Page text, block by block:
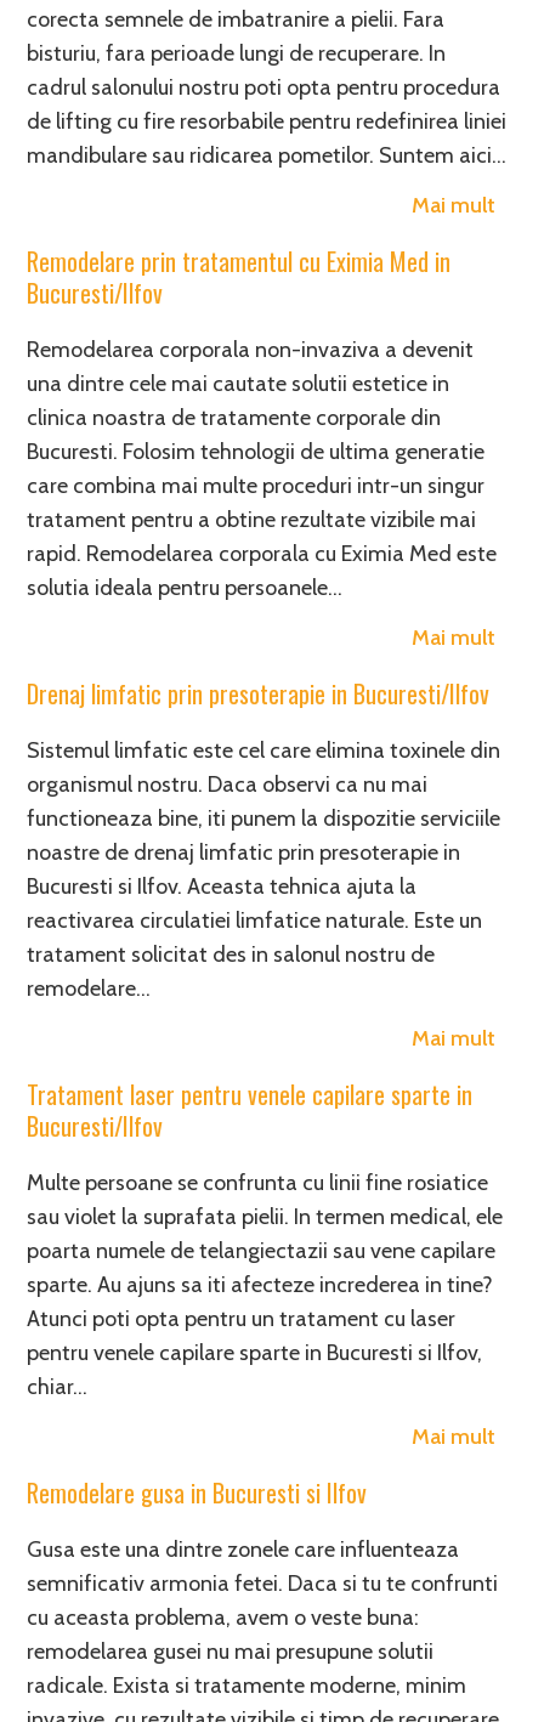
corecta semnele de imbatranire a pielii. Fara
bisturiu, fara perioade lungi de recuperare. In
cadrul salonului nostru poti opta pentru procedura
de lifting cu fire resorbabile pentru redefinirea liniei
mandibulare sau ridicarea pometilor. Suntem aici…
Mai mult
Remodelare prin tratamentul cu Eximia Med in
Bucuresti/Ilfov
Remodelarea corporala non-invaziva a devenit
una dintre cele mai cautate solutii estetice in
clinica noastra de tratamente corporale din
Bucuresti. Folosim tehnologii de ultima generatie
care combina mai multe proceduri intr-un singur
tratament pentru a obtine rezultate vizibile mai
rapid. Remodelarea corporala cu Eximia Med este
solutia ideala pentru persoanele…
Mai mult
Drenaj limfatic prin presoterapie in Bucuresti/Ilfov
Sistemul limfatic este cel care elimina toxinele din
organismul nostru. Daca observi ca nu mai
functioneaza bine, iti punem la dispozitie serviciile
noastre de drenaj limfatic prin presoterapie in
Bucuresti si Ilfov. Aceasta tehnica ajuta la
reactivarea circulatiei limfatice naturale. Este un
tratament solicitat des in salonul nostru de
remodelare…
Mai mult
Tratament laser pentru venele capilare sparte in
Bucuresti/Ilfov
Multe persoane se confrunta cu linii fine rosiatice
sau violet la suprafata pielii. In termen medical, ele
poarta numele de telangiectazii sau vene capilare
sparte. Au ajuns sa iti afecteze increderea in tine?
Atunci poti opta pentru un tratament cu laser
pentru venele capilare sparte in Bucuresti si Ilfov,
chiar…
Mai mult
Remodelare gusa in Bucuresti si Ilfov
Gusa este una dintre zonele care influenteaza
semnificativ armonia fetei. Daca si tu te confrunti
cu aceasta problema, avem o veste buna:
remodelarea gusei nu mai presupune solutii
radicale. Exista si tratamente moderne, minim